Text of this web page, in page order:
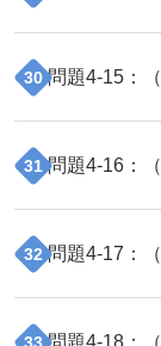
30 問題4-15 ：（
31 問題4-16 ：（
32 問題4-17 ：（
33 問題4-18 ：（